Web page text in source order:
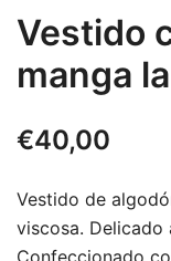
Vestido
manga
€40,00
Vestido de
viscosa. Delicado
Confeccionado